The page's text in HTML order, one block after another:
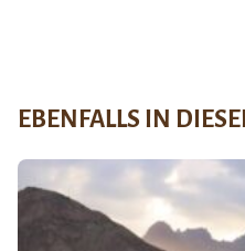
EBENFALLS IN